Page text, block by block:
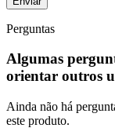
Perguntas
Algumas
orientar outros
Ainda não há
este produto.